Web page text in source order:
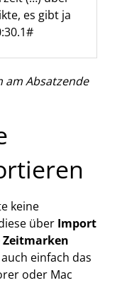
es gibt ja
Absatzende
keine
über Import
Zeitmarken
einfach das
oder Mac